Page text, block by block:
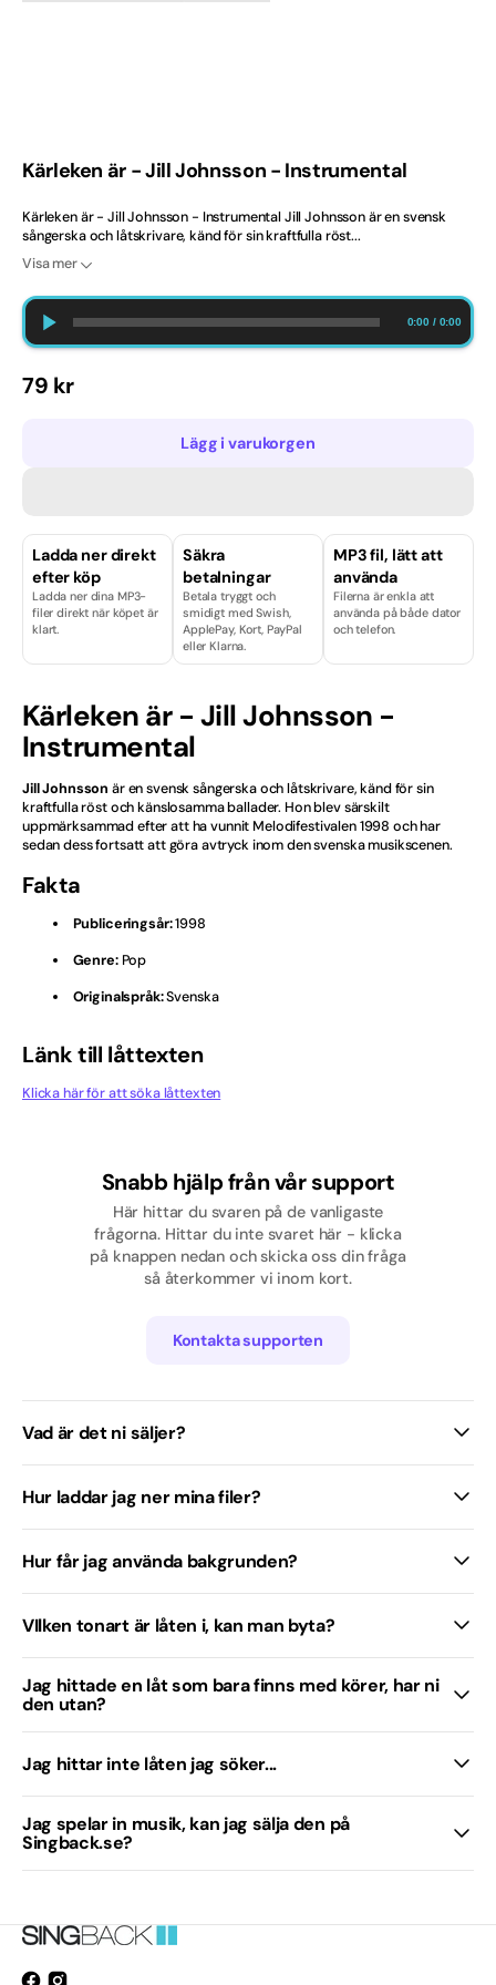
Bröllop
Dansband
Hårdrock
Kille
Melodifestival
Norska
Nyheter
Rap/Hip hop
Traditionell / Visa
Kärleken är - Jill Johnsson - Instrumental
Kärleken är - Jill Johnsson - Instrumental Jill Johnsson är en svensk
sångerska och låtskrivare, känd för sin kraftfulla röst...
Visa mer
0:00 / 0:00
Ordinarie
79 kr
Lägg i varukorgen
Ladda ner direkt
efter köp
Ladda ner dina MP3-
filer direkt när köpet är
klart.
Säkra
betalningar
Betala tryggt och
smidigt med Swish,
ApplePay, Kort, PayPal
eller Klarna.
MP3 fil, lätt att
använda
Filerna är enkla att
använda på både dator
och telefon.
Kärleken är - Jill Johnsson -
Instrumental
Jill Johnsson är en svensk sångerska och låtskrivare, känd för sin
kraftfulla röst och känslosamma ballader. Hon blev särskilt
uppmärksammad efter att ha vunnit Melodifestivalen 1998 och har
sedan dess fortsatt att göra avtryck inom den svenska musikscenen.
Fakta
Publiceringsår:1998
Genre:Pop
Originalspråk:Svenska
Länk till låttexten
Klicka här för att söka låttexten
Snabb hjälp från vår support
Här hittar du svaren på de vanligaste
frågorna. Hittar du inte svaret här - klicka
på knappen nedan och skicka oss din fråga
så återkommer vi inom kort.
Kontakta supporten
Vad är det ni säljer?
Hur laddar jag ner mina filer?
Hur får jag använda bakgrunden?
VIlken tonart är låten i, kan man byta?
Jag hittade en låt som bara finns med körer, har ni
den utan?
Jag hittar inte låten jag söker...
Jag spelar in musik, kan jag sälja den på
Singback.se?